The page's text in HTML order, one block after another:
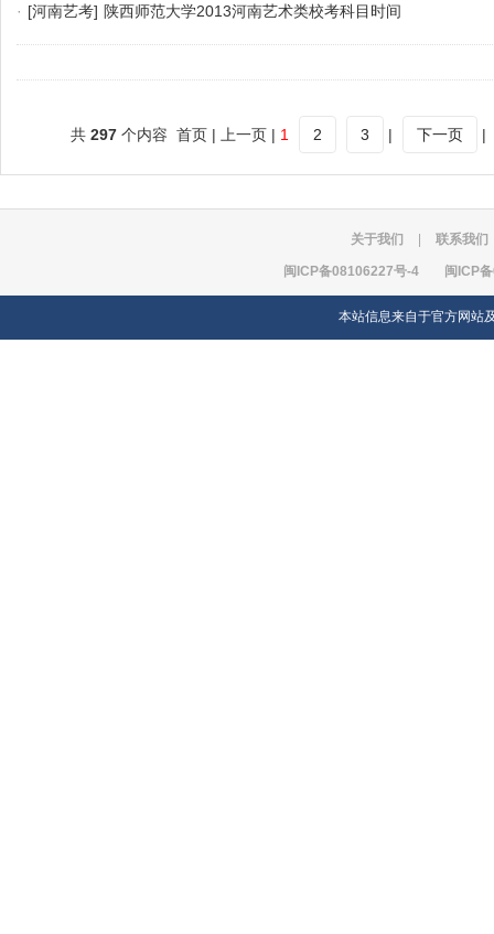
· [河南艺考] 陕西师范大学2013河南艺术类校考科目时间
共 297 个内容 首页 | 上一页 | 1 2 3 | 下一页 |
关于我们 联系我们
闽ICP备08106227号-4 闽ICP
本站信息来自于官方网站